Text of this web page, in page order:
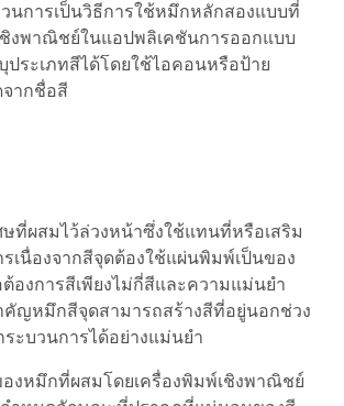
นการเป็นวิธีการใช้หมึกหลักสองแบบที่
งพาณิชย์ในแอปพลิเคชันการออกแบบ
ประเภทสีได้โดยใช้ไอคอนหรือป้าย
ากชื่อสี
ที่ผสมไว้ล่วงหน้าซึ่งใช้แทนที่หรือเสริม
เนื่องจากสีจุดต้องใช้แผ่นพิมพ์เป็นของ
ต้องการสีเพียงไม่กี่สีและความแม่นยำ
ญหมึกสีจุดสามารถสร้างสีที่อยู่นอกช่วง
ะบวนการได้อย่างแม่นยำ
งหมึกที่ผสมโดยเครื่องพิมพ์เชิงพาณิชย์